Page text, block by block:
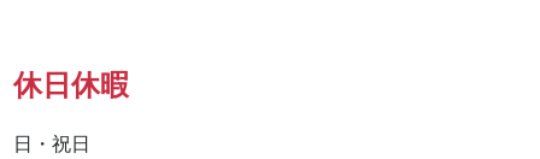
休日休暇
日・祝日